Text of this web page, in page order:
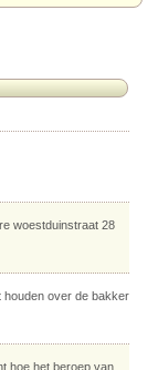
woestduinstraat 28
houden over de bakker
hoe het beroep van